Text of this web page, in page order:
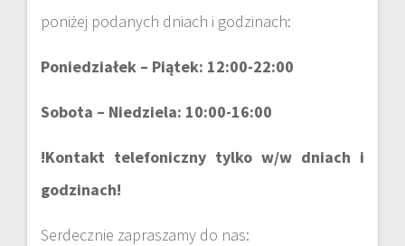
poniżej podanych dniach i godzinach:
Poniedziałek – Piątek: 12:00-22:00
Sobota – Niedziela: 10:00-16:00
!Kontakt telefoniczny tylko w/w dniach i
godzinach!
Serdecznie zapraszamy do nas: